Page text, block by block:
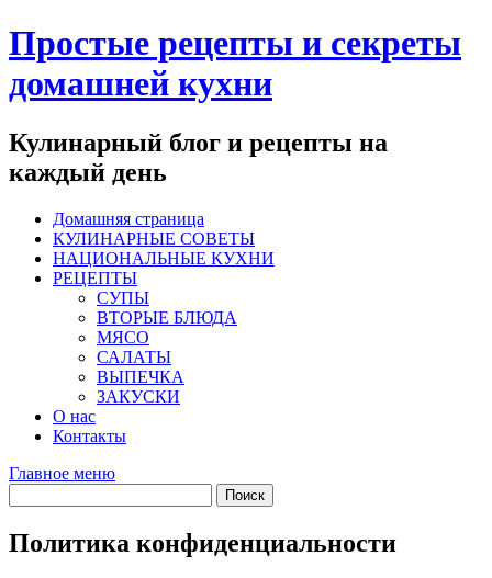
Перейти
к
Простые рецепты и секреты
домашней кухни
Кулинарный блог и рецепты на
каждый день
Домашняя страница
КУЛИНАРНЫЕ СОВЕТЫ
НАЦИОНАЛЬНЫЕ КУХНИ
РЕЦЕПТЫ
СУПЫ
ВТОРЫЕ БЛЮДА
МЯСО
САЛАТЫ
ВЫПЕЧКА
ЗАКУСКИ
О нас
Контакты
Главное меню
Политика конфиденциальности